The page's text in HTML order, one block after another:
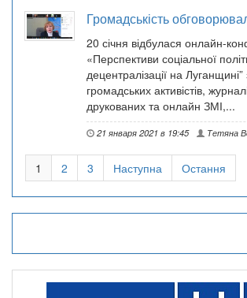
Громадськість
20 січня відбулася онлайн-
«Перспективи соціальної
децентралізації на
громадських активістів,
друкованих та онлайн ЗМІ,...
21 января 2021 в 19:45 Тетяна
1 2 3 Наступна Остання